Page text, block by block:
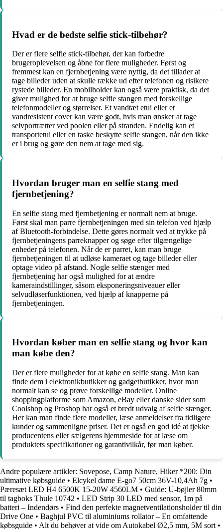
Hvad er de bedste selfie stick-tilbehør?
Der er flere selfie stick-tilbehør, der kan forbedre
brugeroplevelsen og åbne for flere muligheder. Først og
fremmest kan en fjernbetjening være nyttig, da det tillader at
tage billeder uden at skulle række ud efter telefonen og risikere
rystede billeder. En mobilholder kan også være praktisk, da det
giver mulighed for at bruge selfie stangen med forskellige
telefonmodeller og størrelser. Et vandtæt etui eller et
vandresistent cover kan være godt, hvis man ønsker at tage
selvportrætter ved poolen eller på stranden. Endelig kan et
transportetui eller en taske beskytte selfie stangen, når den ikke
er i brug og gøre den nem at tage med sig.
Hvordan bruger man en selfie stang med
fjernbetjening?
En selfie stang med fjernbetjening er normalt nem at bruge.
Først skal man parre fjernbetjeningen med sin telefon ved hjælp
af Bluetooth-forbindelse. Dette gøres normalt ved at trykke på
fjernbetjeningens parreknapper og søge efter tilgængelige
enheder på telefonen. Når de er parret, kan man bruge
fjernbetjeningen til at udløse kameraet og tage billeder eller
optage video på afstand. Nogle selfie stænger med
fjernbetjening har også mulighed for at ændre
kameraindstillinger, såsom eksponeringsniveauer eller
selvudløserfunktionen, ved hjælp af knapperne på
fjernbetjeningen.
Hvordan køber man en selfie stang og hvor kan
man købe den?
Der er flere muligheder for at købe en selfie stang. Man kan
finde dem i elektronikbutikker og gadgetbutikker, hvor man
normalt kan se og prøve forskellige modeller. Online
shoppingplatforme som Amazon, eBay eller danske sider som
Coolshop og Proshop har også et bredt udvalg af selfie stænger.
Her kan man finde flere modeller, læse anmeldelser fra tidligere
kunder og sammenligne priser. Det er også en god idé at tjekke
producentens eller sælgerens hjemmeside for at læse om
produktets specifikationer og garantivilkår, før man køber.
Andre populære artikler: Sovepose, Camp Nature, Hiker *200: Din
ultimative købsguide • Elcykel dame E-go7 50cm 36V-10,4Ah 7g •
Pæresæt LED H4 6500K 15-20W 4560LM • Guide: U-bøjler 80mm
til tagboks Thule 10742 • LED Strip 30 LED med sensor, 1m på
batteri – Indendørs • Find den perfekte magnetventilationsholder til din
Drive One • Baghjul PVC til aluminiums rollator – En omfattende
købsguide • Alt du behøver at vide om Autokabel Ø2,5 mm, 5M sort •